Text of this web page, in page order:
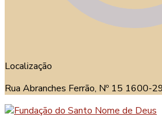
Localização
Rua Abranches Ferrão, Nº 15 1600-